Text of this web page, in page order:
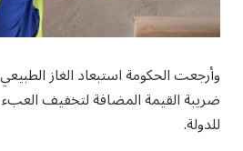
وأرجعت الحكومة استبعاد الغاز
ضريبة القيمة المضافة لتخفيف العبء
للدولة.